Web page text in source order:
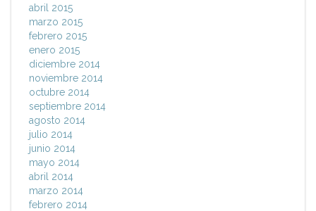
abril 2015
marzo 2015
febrero 2015
enero 2015
diciembre 2014
noviembre 2014
octubre 2014
septiembre 2014
agosto 2014
julio 2014
junio 2014
mayo 2014
abril 2014
marzo 2014
febrero 2014